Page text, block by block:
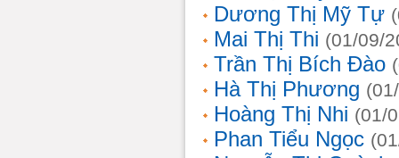
Dương Thị Mỹ Tự
Mai Thị Thi (01/09/
Trần Thị Bích Đào
Hà Thị Phương
Hoàng Thị Nhi (01/
Phan Tiểu Ngọc